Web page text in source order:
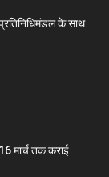
के साथ
मार्च तक कराई